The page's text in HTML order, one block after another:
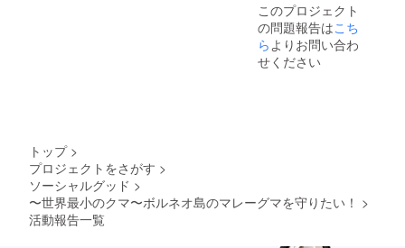
予定し
ており
ます
※Googl
e Drive
どの詳
限:
2021年
12月4
日〜
2022年
レーグ
入り、
このプロジェクト
の問題報告はこち
らよりお問い合わ
せください
トップ >
プロジェクトをさがす >
ソーシャルグッド >
〜世界最小のクマ〜ボルネオ島のマレーグマを守りたい！ >
活動報告一覧